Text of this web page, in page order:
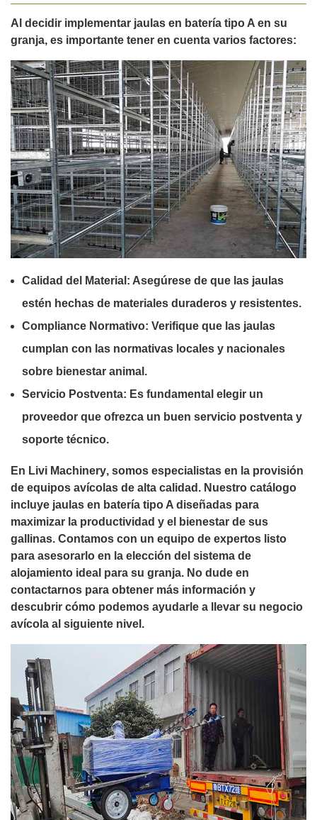
Al decidir implementar jaulas en batería tipo A en su
granja, es importante tener en cuenta varios factores:
Calidad del Material: Asegúrese de que las jaulas
estén hechas de materiales duraderos y resistentes.
Compliance Normativo: Verifique que las jaulas
cumplan con las normativas locales y nacionales
sobre bienestar animal.
Servicio Postventa: Es fundamental elegir un
proveedor que ofrezca un buen servicio postventa y
soporte técnico.
En Livi Machinery, somos especialistas en la provisión
de equipos avícolas de alta calidad. Nuestro catálogo
incluye jaulas en batería tipo A diseñadas para
maximizar la productividad y el bienestar de sus
gallinas. Contamos con un equipo de expertos listo
para asesorarlo en la elección del sistema de
alojamiento ideal para su granja. No dude en
contactarnos para obtener más información y
descubrir cómo podemos ayudarle a llevar su negocio
avícola al siguiente nivel.